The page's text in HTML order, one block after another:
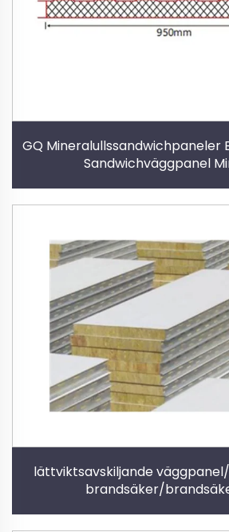
GQ Mineralullssandwichpaneler
Sandwichväggpanel
lättviktsavskiljande
brandsäker/